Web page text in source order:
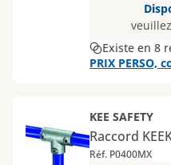
Existe en 8
PRIX PERSO,
KEE SAFETY
Raccord
Réf. P0400MX